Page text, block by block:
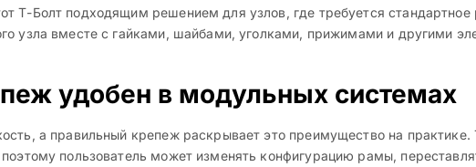
Т-Болт подходящим решением для узлов, где требуется
узла вместе с гайками, шайбами, уголками, прижимами и другими
удобен в модульных системах
а правильный крепеж раскрывает это преимущество на
пользователь может изменять конфигурацию рамы,